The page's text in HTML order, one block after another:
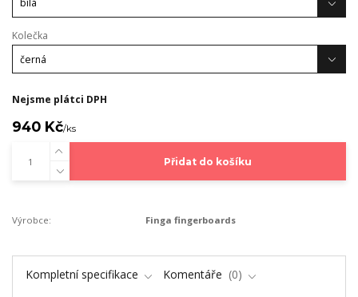
Kolečka
Nejsme plátci DPH
940 Kč/ks
Přidat do košíku
Výrobce: Finga fingerboards
Kompletní specifikace Komentáře
0